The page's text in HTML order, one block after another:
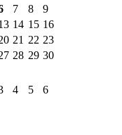
7 8
9
14 15 16
21 22 23
28 29 30
4 5 6